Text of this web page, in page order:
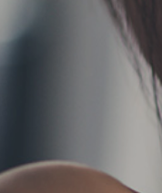
FAQ
FLOW
AGLAIA